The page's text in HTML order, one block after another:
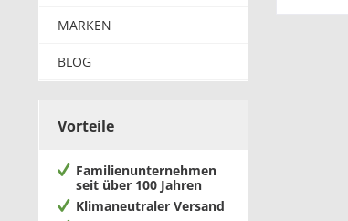
MARKEN
BLOG
Vorteile
Familienunternehmen
seit über 100 Jahren
Klimaneutraler Versand